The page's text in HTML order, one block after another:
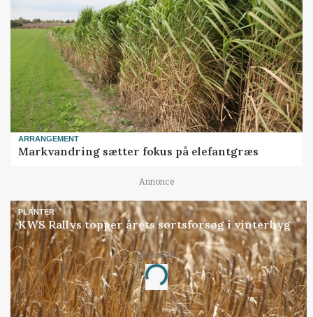
ARRANGEMENT
Markvandring sætter fokus på elefantgræs
Annonce
PLANTER
KWS Rallys topper årets sortsforsøg i vinterbyg
Annonce
Loading...